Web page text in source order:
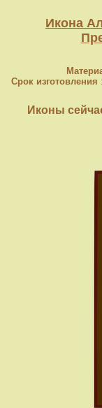
Икона
Срок изготовления
Иконы